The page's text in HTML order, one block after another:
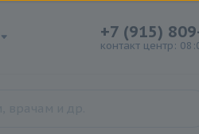
+7 (915)
контакт центр: